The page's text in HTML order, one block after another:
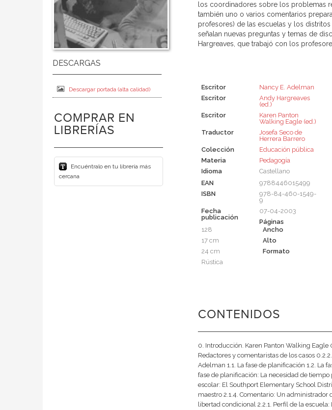
Descargar portada (alta calidad)
COMPRAR EN
LIBRERÍAS
Encuéntralo en tu librería más
cercana
los coordinadores sobre los problemas
también uno o varios comentarios
profesores) de las escuelas y los
señalan nuevas preguntas y temas de
Hargreaves, que trabajó con los
Escritor
Nancy E. Adelman
Escritor
Andy Hargreaves
(ed.)
Escritor
Karen Panton
Walking Eagle (ed.)
Traductor
Josefa Seco de
Herrera Barrero
Colección
Educación pública
Materia
Pedagogía
Idioma
Castellano
EAN
9788446015499
ISBN
978-84-460-1549-
9
Fecha
publicación
07-04-2003
Páginas
128
Ancho
17 cm
Alto
24 cm
Formato
Rústica
CONTENIDOS
0. Introducción. Karen Panton Walking Eagle
Redactores y comentaristas de los casos
Adelman 1.1. La fase de planificación 1.2. La
fase de planificación: La necesidad de
escolar: El Southport Elementary School
maestro 2.1.4. Comentario: Un administrador
libertad condicional 2.2.1. Perfil de la